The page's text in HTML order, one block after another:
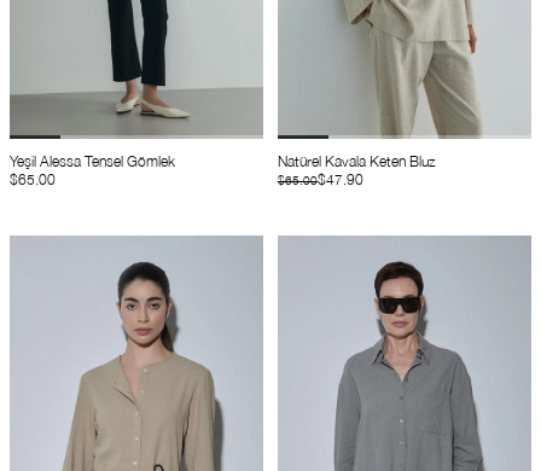
Yeşil Alessa Tensel Gömlek
$65.00
Natürel Kavala Keten Bluz
$47.90
$65.00